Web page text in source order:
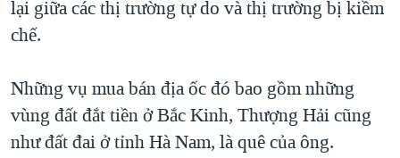
lại giữa các thị trường tự do và thị trường bị kiềm
chế.
Những vụ mua bán địa ốc đó bao gồm những
vùng đất đắt tiền ở Bắc Kinh, Thượng Hải cũng
như đất đai ở tỉnh Hà Nam, là quê của ông.